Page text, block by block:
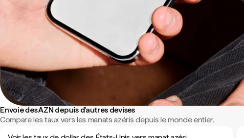
Envoie des AZN depuis d'autres devises
Compare les taux vers les manats azéris depuis le monde entier.